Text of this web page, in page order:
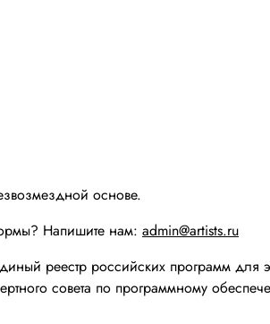
основе.
Напишите нам: admin@artists.ru
реестр российских программ для
совета по программному